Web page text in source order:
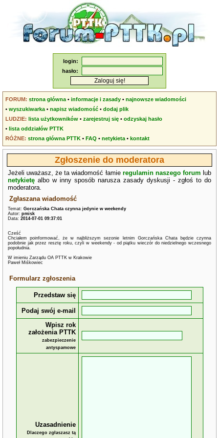
login:
hasło:
FORUM: strona główna •informacje i zasady •najnowsze wiadomości
•wyszukiwarka •napisz wiadomość •dodaj plik
LUDZIE: lista użytkowników •zarejestruj się •odzyskaj hasło
•lista oddziałów PTTK
RÓŻNE: strona główna PTTK •FAQ •netykieta •kontakt
Zgłoszenie do moderatora
Jeżeli uważasz, że ta wiadomość łamie regulamin naszego forum lub
netykietę albo w inny sposób narusza zasady dyskusji - zgłoś to do
moderatora.
Zgłaszana wiadomość
Temat:Gorczańska Chata czynna jedynie w weekendy
Autor:pmisk
Data:2014-07-01 09:37:01
Cześć
Chciałem poinformować, że w najbliższym sezonie letnim Gorczańska Chata będzie czynna
podobnie jak przez resztę roku, czyli w weekendy - od piątku wieczór do niedzielnego wczesnego
popołudnia.
W imieniu Zarządu OA PTTK w Krakowie
Paweł Miśkowiec
Formularz zgłoszenia
Przedstaw się
Podaj swój e-mail
Wpisz rok
założenia PTTK
zabezpieczenie
antyspamowe
Uzasadnienie
Dlaczego zgłaszasz tą